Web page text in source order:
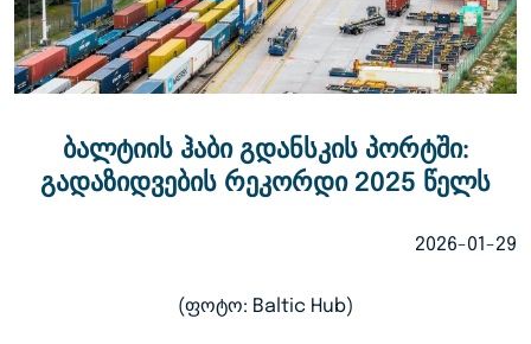
ბალტიის ჰაბი გდანსკის პორტში:
გადაზიდვების რეკორდი 2025 წელს
2026-01-29
(ფოტო: Baltic Hub)